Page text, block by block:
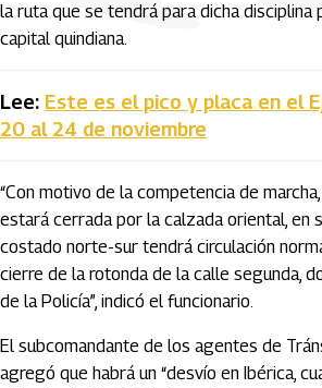
la ruta que se tendrá para dicha
capital quindiana.
Lee: Este es el pico y placa en el
20 al 24 de noviembre
“Con motivo de la competencia de
estará cerrada por la calzada oriental, en
costado norte-sur tendrá circulación
cierre de la rotonda de la calle segunda,
de la Policía”, indicó el funcionario.
El subcomandante de los agentes de
agregó que habrá un “desvío en Ibérica,